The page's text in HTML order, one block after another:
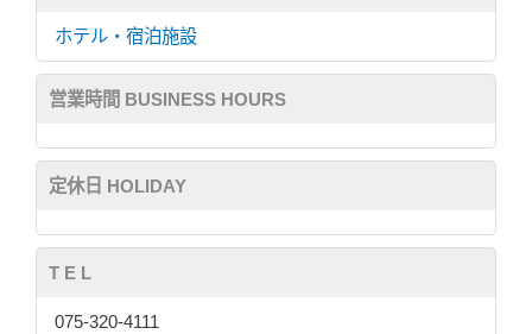
ホテル・宿泊施設
営業時間 BUSINESS HOURS
定休日 HOLIDAY
T E L
075-320-4111